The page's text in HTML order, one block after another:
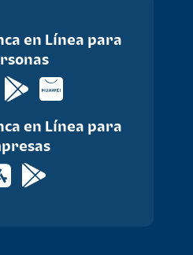
en Línea para
en Línea para